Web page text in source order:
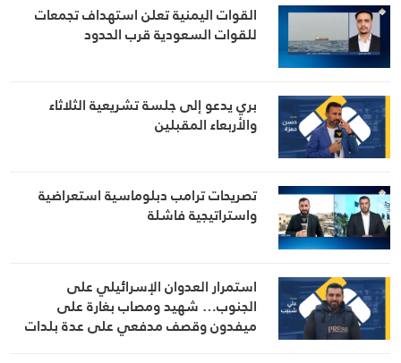
القوات اليمنية تعلن استهداف تجمعات
للقوات السعودية قرب الحدود
بري يدعو إلى جلسة تشريعية الثلاثاء
والأربعاء المقبلين
تصريحات ترامب دبلوماسية استعراضية
واستراتيجية فاشلة
استمرار العدوان الإسرائيلي على
الجنوب… شهيد ومصاب بغارة على
ميفدون وقصف مدفعي على عدة بلدات